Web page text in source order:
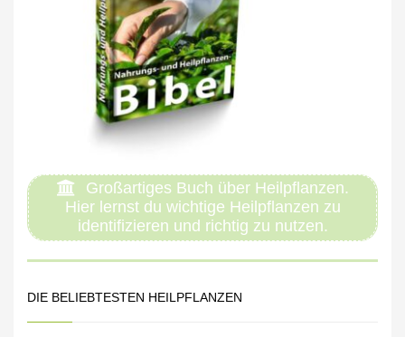
Großartiges Buch über Heilpflanzen.
Hier lernst du wichtige Heilpflanzen zu
identifizieren und richtig zu nutzen.
DIE BELIEBTESTEN HEILPFLANZEN